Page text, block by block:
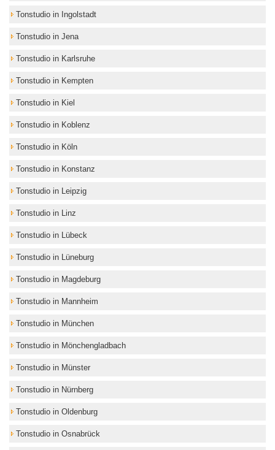
Tonstudio in Ingolstadt
Tonstudio in Jena
Tonstudio in Karlsruhe
Tonstudio in Kempten
Tonstudio in Kiel
Tonstudio in Koblenz
Tonstudio in Köln
Tonstudio in Konstanz
Tonstudio in Leipzig
Tonstudio in Linz
Tonstudio in Lübeck
Tonstudio in Lüneburg
Tonstudio in Magdeburg
Tonstudio in Mannheim
Tonstudio in München
Tonstudio in Mönchengladbach
Tonstudio in Münster
Tonstudio in Nürnberg
Tonstudio in Oldenburg
Tonstudio in Osnabrück